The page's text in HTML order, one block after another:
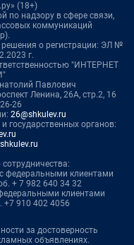
(18+)
по надзору в сфере связи,
коммуникаций
о регистрации: ЭЛ №
г.
"ИНТЕРНЕТ
Павлович
Ленина, 26А, стр.2, 16
26
26@shkulev.ru
государственных органов:
федеральными клиентами
+ 7 982 640 34 32
клиентами
+7 910 402 4056
за достоверность
объявлениях.